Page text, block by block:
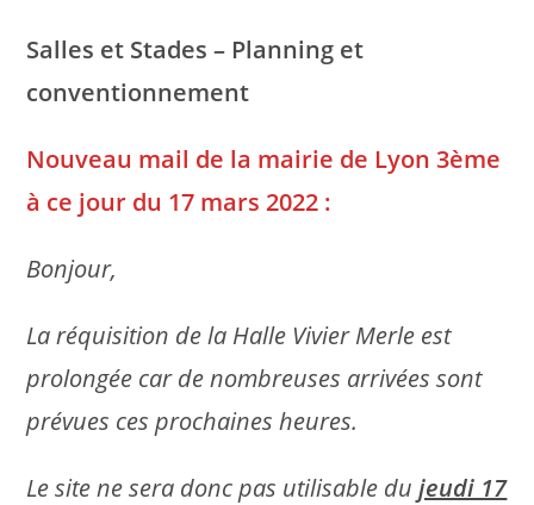
Salles et Stades – Planning et
conventionnement
Nouveau mail de la mairie de Lyon 3ème
à ce jour du 17 mars 2022 :
Bonjour,
La réquisition de la Halle Vivier Merle est
prolongée car de nombreuses arrivées sont
prévues ces prochaines heures.
Le site ne sera donc pas utilisable dujeudi 17